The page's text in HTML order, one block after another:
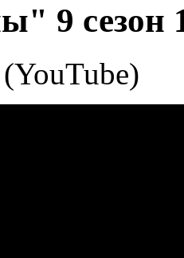
9 сезон